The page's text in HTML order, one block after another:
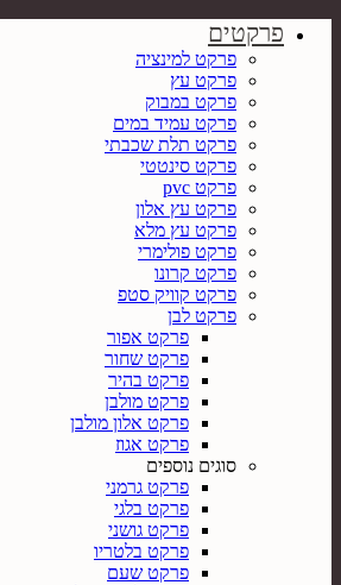
פרקטים
פרקט למינציה
פרקט עץ
פרקט במבוק
פרקט עמיד במים
פרקט תלת שכבתי
פרקט סינטטי
פרקט pvc
פרקט עץ אלון
פרקט עץ מלא
פרקט פולימרי
פרקט קרונו
פרקט קוויק סטפ
פרקט לבן
פרקט אפור
פרקט שחור
פרקט בהיר
פרקט מולבן
פרקט אלון מולבן
פרקט אגוז
סוגים נוספים
פרקט גרמני
פרקט בלגי
פרקט גושני
פרקט בלטריו
פרקט שעם